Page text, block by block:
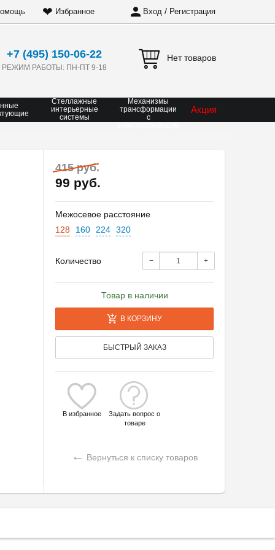
❤ Избранное Вход / Регистрация
+7 (495) 150-06-22
РЕЖИМ РАБОТЫ: ПН-ПТ 9-18
Нет товаров
Стеллажные
интерьерные
системы
Механизмы
трансформации
с
Акция
415 руб.
99 руб.
Межосевое расстояние
128
160 224 320
Количество − +
Товар в наличии
В КОРЗИНУ
БЫСТРЫЙ ЗАКАЗ
В избранное
Задать вопрос о
товаре
← Вернуться к списку товаров